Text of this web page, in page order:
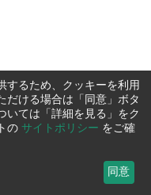
するため、クッキーを利用
だける場合は「同意」ボタ
いては「詳細を見る」をク
の サイトポリシー をご確
同意